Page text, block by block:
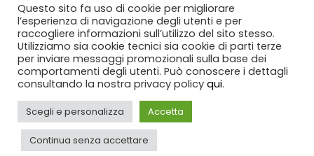
Genova, raid nel liceo occupato: le
immagini dei danni
Genova, sequestrata Ferrari da
700mila euro: il tentativo di
contrabbando scoperto al porto
CopyrightBlitzTV© 2019-2025 SIGNOVia Rabolini, 13 Milano - P.IVA
IT11812250154. Tutti i diritti sono riservati.
Questo sito fa uso di cookie per migliorare
l’esperienza di navigazione degli utenti e per
raccogliere informazioni sull’utilizzo del sito stesso.
Utilizziamo sia cookie tecnici sia cookie di parti terze
per inviare messaggi promozionali sulla base dei
comportamenti degli utenti. Può conoscere i dettagli
consultando la nostra privacy policy qui.
Scegli e personalizza Accetta
Continua senza accettare